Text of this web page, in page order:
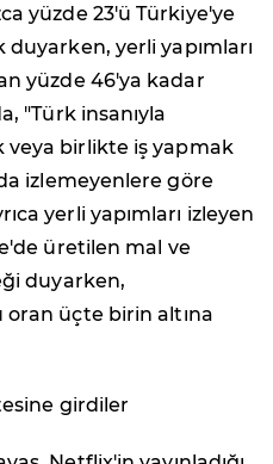
yüzde 23'ü Türkiye'ye
yerli yapımları
yüzde 46'ya kadar
"Türk insanıyla
veya birlikte iş yapmak
izlemeyenlere göre
yerli yapımları izleyen
üretilen mal ve
duyarken,
oran üçte birin altına
girdiler